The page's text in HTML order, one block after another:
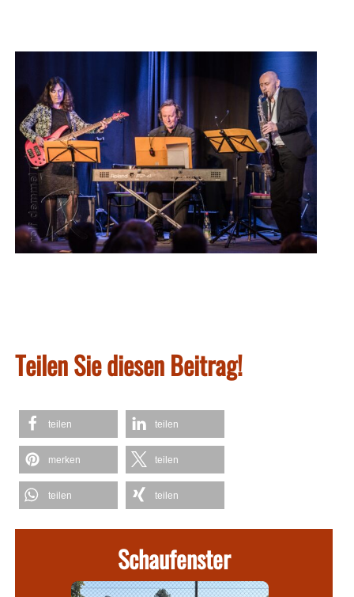
Teilen Sie diesen Beitrag!
teilen teilen
merken teilen
teilen teilen
Schaufenster